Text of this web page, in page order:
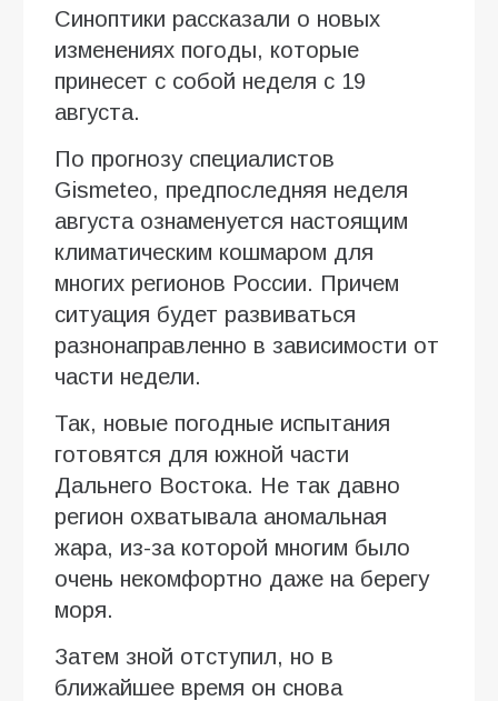
Синоптики рассказали о новых
изменениях погоды, которые
принесет с собой неделя с 19
августа.
По прогнозу специалистов
Gismeteo, предпоследняя неделя
августа ознаменуется настоящим
климатическим кошмаром для
многих регионов России. Причем
ситуация будет развиваться
разнонаправленно в зависимости от
части недели.
Так, новые погодные испытания
готовятся для южной части
Дальнего Востока. Не так давно
регион охватывала аномальная
жара, из-за которой многим было
очень некомфортно даже на берегу
моря.
Затем зной отступил, но в
ближайшее время он снова